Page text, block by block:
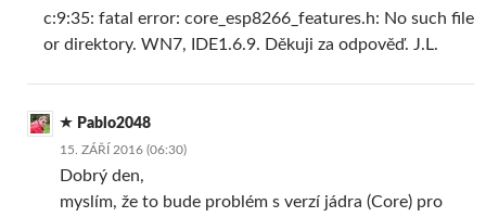
c:9:35: fatal error: core_esp8266_features.h: No such file
or direktory. WN7, IDE1.6.9. Děkuji za odpověď. J.L.
Pablo2048
15. ZÁŘÍ 2016 (06:30)
Dobrý den,
myslím, že to bude problém s verzí jádra (Core) pro